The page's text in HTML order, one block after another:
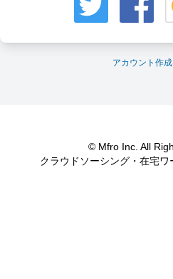
アカウント作
© Mfro Inc. All
クラウドソーシング・在宅ワ